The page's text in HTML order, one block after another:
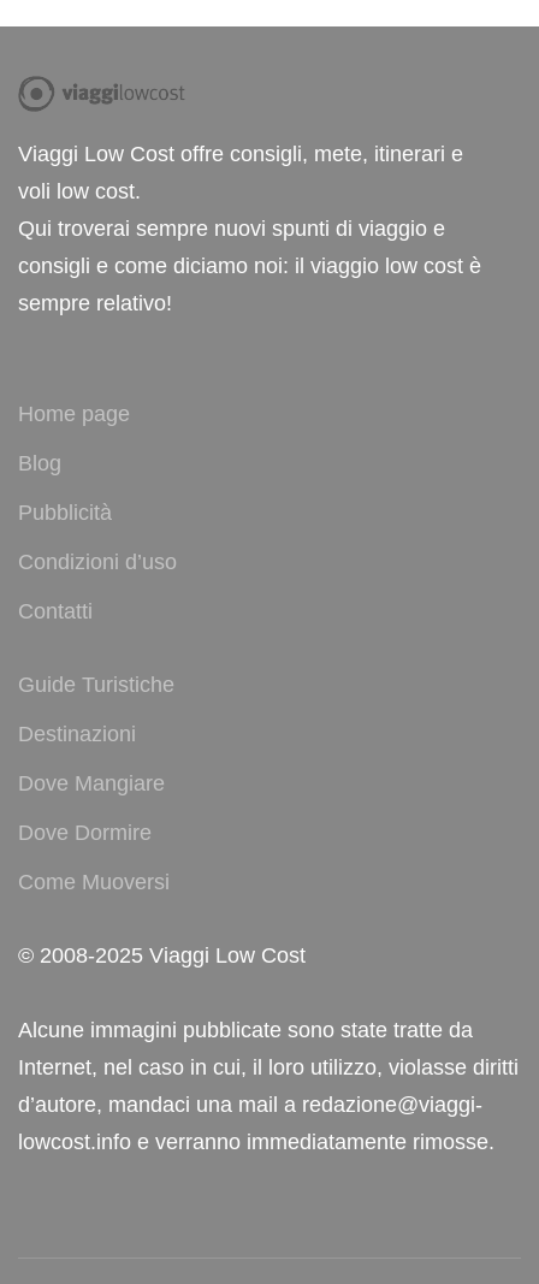
Viaggi Low Cost offre consigli, mete, itinerari e
voli low cost.
Qui troverai sempre nuovi spunti di viaggio e
consigli e come diciamo noi: il viaggio low cost è
sempre relativo!
Home page
Blog
Pubblicità
Condizioni d’uso
Contatti
Guide Turistiche
Destinazioni
Dove Mangiare
Dove Dormire
Come Muoversi
© 2008-2025 Viaggi Low Cost
Alcune immagini pubblicate sono state tratte da
Internet, nel caso in cui, il loro utilizzo, violasse diritti
d’autore, mandaci una mail a redazione@viaggi-
lowcost.info e verranno immediatamente rimosse.